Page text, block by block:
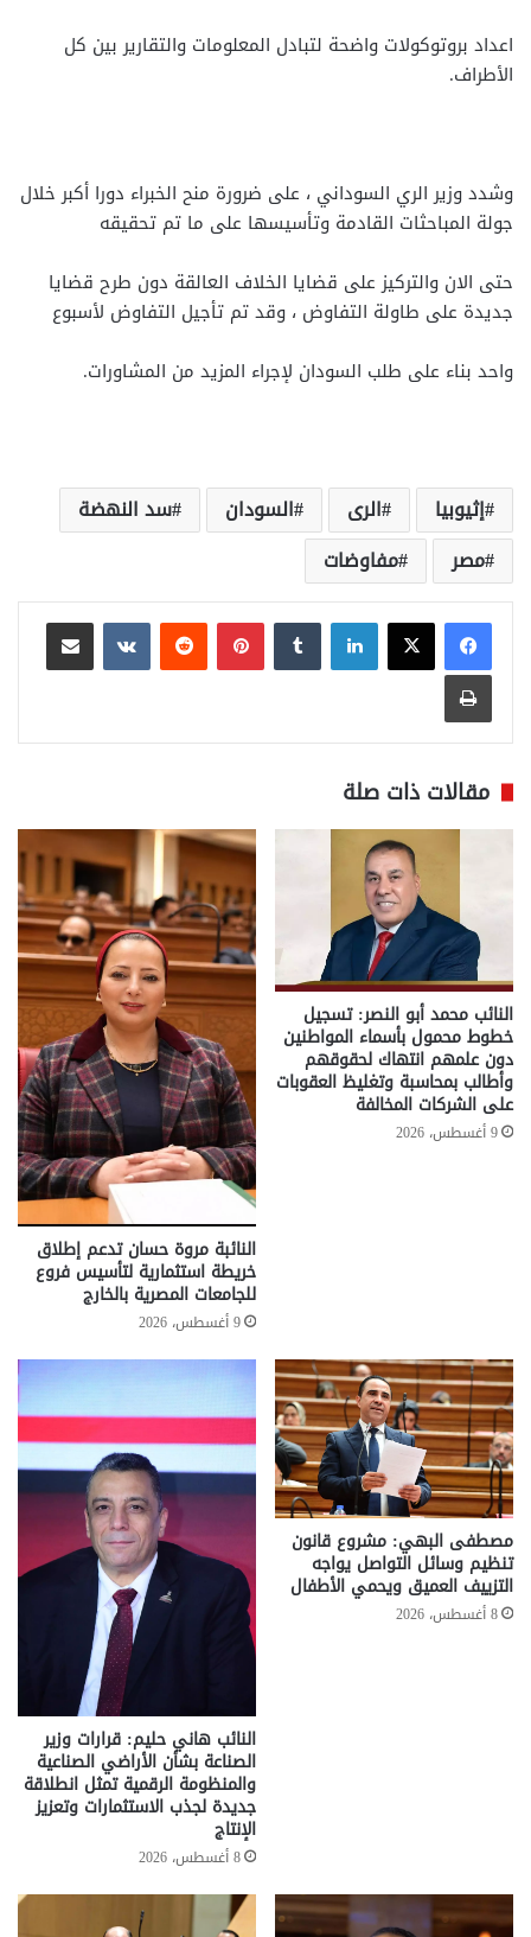
اعداد بروتوكولات واضحة لتبادل المعلومات والتقارير بين كل
الأطراف.
وشدد وزير الري السوداني ، على ضرورة منح الخبراء دورا أكبر خلال
جولة المباحثات القادمة وتأسيسها على ما تم تحقيقه
حتى الان والتركيز على قضايا الخلاف العالقة دون طرح قضايا
جديدة على طاولة التفاوض ، وقد تم تأجيل التفاوض لأسبوع
واحد بناء على طلب السودان لإجراء المزيد من المشاورات.
إثيوبيا الرى السودان
سد النهضة
مصر
مفاوضات
لينكدإن بينتيريست
مشاركة عبر البريد
طباعة
مقالات ذات صلة
النائب محمد أبو النصر: تسجيل
خطوط محمول بأسماء المواطنين
دون علمهم انتهاك لحقوقهم
وأطالب بمحاسبة وتغليظ العقوبات
على الشركات المخالفة
9 أغسطس، 2026
النائبة مروة حسان تدعم إطلاق
خريطة استثمارية لتأسيس فروع
للجامعات المصرية بالخارج
9 أغسطس، 2026
مصطفى البهي: مشروع قانون
تنظيم وسائل التواصل يواجه
التزييف العميق ويحمي الأطفال
8 أغسطس، 2026
النائب هاني حليم: قرارات وزير
الصناعة بشأن الأراضي الصناعية
والمنظومة الرقمية تمثل انطلاقة
جديدة لجذب الاستثمارات وتعزيز
الإنتاج
8 أغسطس، 2026